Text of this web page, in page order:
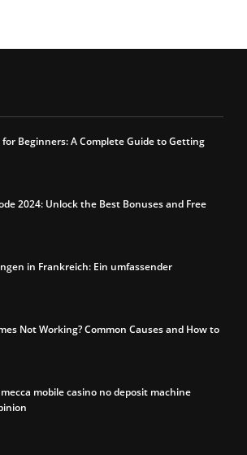
for Beginners: A Complete Guide to Getting
2024: Unlock the Best Bonuses and Free
in Frankreich: Ein umfassender
Not Working? Common Causes and How to
mobile casino no deposit machine